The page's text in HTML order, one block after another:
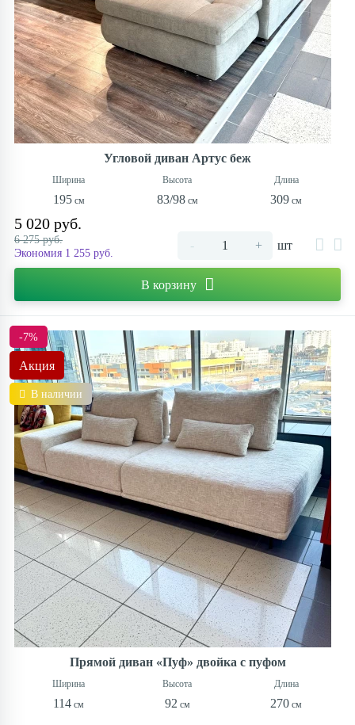
Угловой диван Артус беж
195 83/98 309
5 020 руб.
6 275 руб.
Экономия 1 255 руб.
- + шт
В корзину
-7%
Акция
В наличии
Прямой диван «Пуф» двойка с пуфом
114 92 270